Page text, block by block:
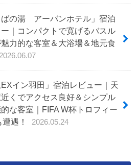
ばの湯 アーバンホテル」宿泊
｜コンパクトで寛げるバスル
力的な客室＆大浴場＆地元食
2026.06.07
EXイン羽田」宿泊レビュー｜天
くでアクセス良好＆シンプル
な客室｜FIFA W杯トロフィー
遇！
2026.05.24